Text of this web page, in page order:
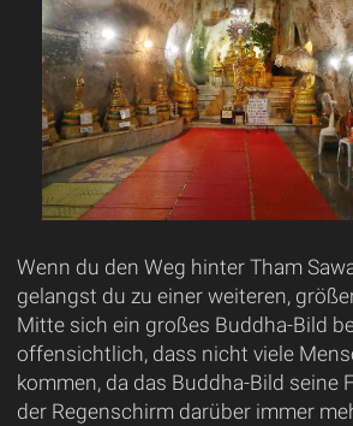
Wenn du den Weg hinter Tham
gelangst du zu einer weiteren,
Mitte sich ein großes Buddha-Bild
offensichtlich, dass nicht viele
kommen, da das Buddha-Bild seine
der Regenschirm darüber immer